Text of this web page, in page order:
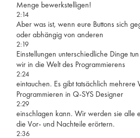
Menge bewerkstelligen!
2:14
Aber was ist, wenn eure Buttons sich
oder abhängig von anderen
2:19
Einstellungen unterschiedliche Dinge
wir in die Welt des Programmierens
2:24
eintauchen. Es gibt tatsächlich mehrere
Programmieren in Q-SYS Designer
2:29
einschlagen kann. Wir werden sie alle
die Vor- und Nachteile erörtern.
2:36